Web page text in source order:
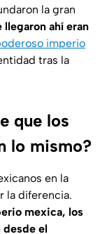
la gran
llegaron ahí eran
imperio
tras la
que los
lo mismo?
en la
la diferencia.
mexica, los
desde el